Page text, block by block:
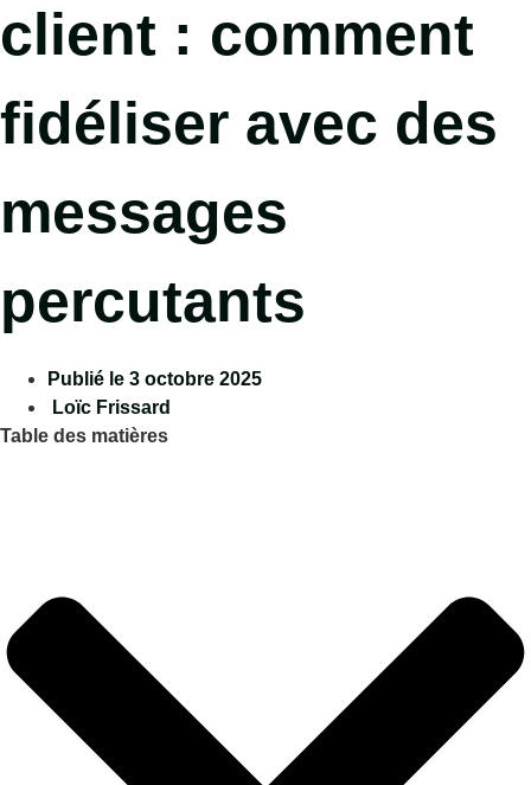
client : comment
fidéliser avec des
messages
percutants
Publié le 3 octobre 2025
Table des matières